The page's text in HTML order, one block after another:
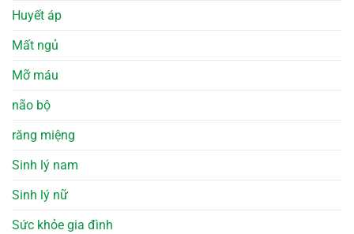
Huyết áp
Mất ngủ
Mỡ máu
não bộ
răng miệng
Sinh lý nam
Sinh lý nữ
Sức khỏe gia đình